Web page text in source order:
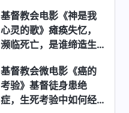
基督教会电影《神是我
心灵的歌》瘫痪失忆，
濒临死亡，是谁缔造生
基督教会微电影《癌的
考验》基督徒身患绝
症，生死考验中如何经